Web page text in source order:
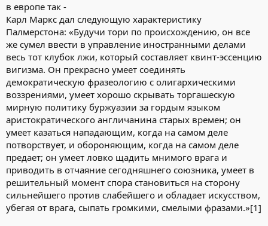
в европе так -
Карл Маркс дал следующую характеристику
Палмерстона: «Будучи тори по происхождению, он все
же сумел ввести в управление иностранными делами
весь тот клубок лжи, который составляет квинт-эссенцию
вигизма. Он прекрасно умеет соединять
демократическую фразеологию с олигархическими
воззрениями, умеет хорошо скрывать торгашескую
мирную политику буржуазии за гордым языком
аристократического англичанина старых времен; он
умеет казаться нападающим, когда на самом деле
потворствует, и обороняющим, когда на самом деле
предает; он умеет ловко щадить мнимого врага и
приводить в отчаяние сегодняшнего союзника, умеет в
решительный момент спора становиться на сторону
сильнейшего против слабейшего и обладает искусством,
убегая от врага, сыпать громкими, смелыми фразами.»[1]